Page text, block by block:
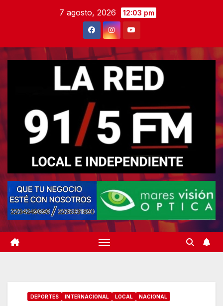
7 agosto, 2026 12:03 pm
DEPORTES INTERNACIONAL LOCAL NACIONAL